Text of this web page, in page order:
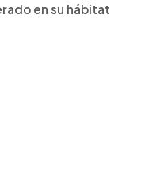
en su hábitat